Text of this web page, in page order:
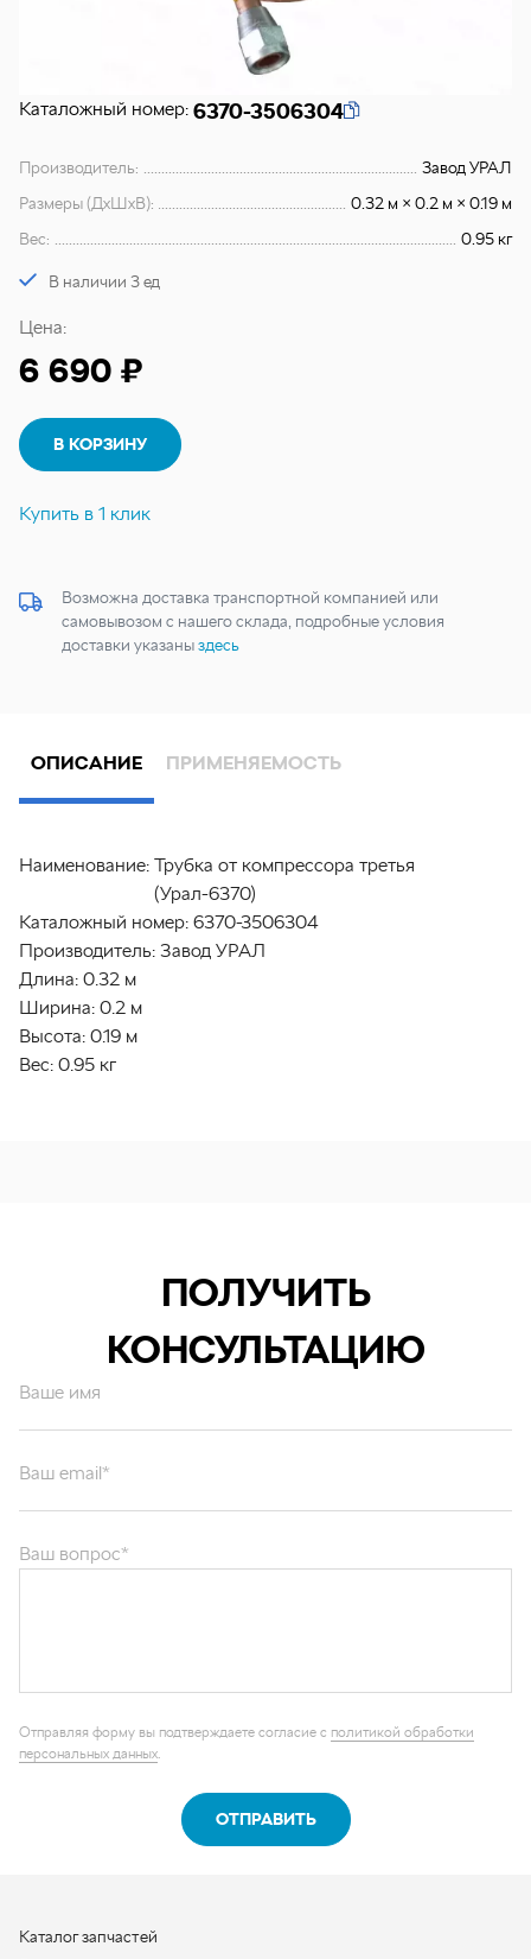
Каталожный номер: 6370-3506304
Производитель:
Завод УРАЛ
Размеры (ДхШхВ):
0.32 м × 0.2 м × 0.19 м
Вес:
0.95 кг
В наличии 3 ед
Цена:
6 690 ₽
В КОРЗИНУ
Купить в 1 клик
Возможна доставка транспортной компанией или
самовывозом с нашего склада, подробные условия
доставки указаныздесь
ОПИСАНИЕ ПРИМЕНЯЕМОСТЬ
Наименование: Трубка от компрессора третья
(Урал-6370)
Каталожный номер: 6370-3506304
Производитель: Завод УРАЛ
Длина: 0.32 м
Ширина: 0.2 м
Высота: 0.19 м
Вес: 0.95 кг
ПОЛУЧИТЬ
КОНСУЛЬТАЦИЮ
Ваше имя
персональных данных
Каталог запчастей
Контактная информация